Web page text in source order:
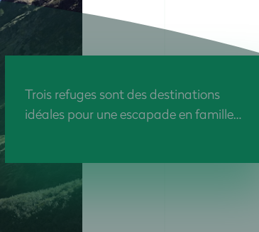
Trois refuges sont des destinations
idéales pour une escapade en famille…